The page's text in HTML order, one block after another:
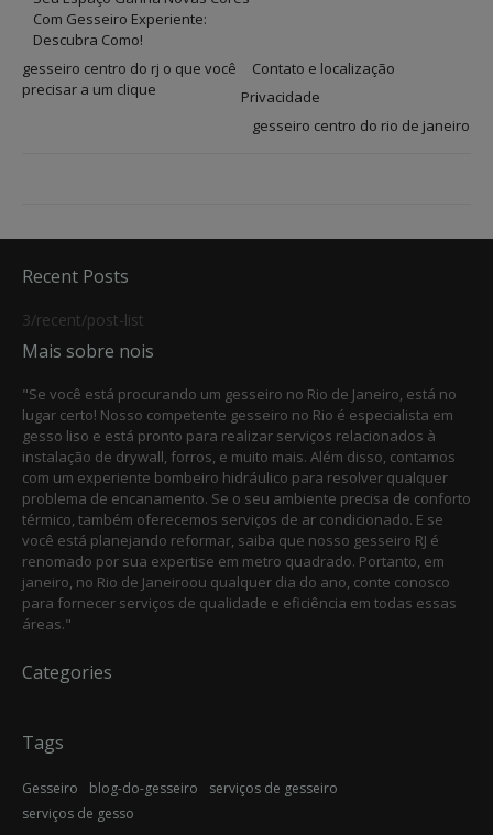
Com Gesseiro Experiente:
Descubra Como!
gesseiro centro do rj o que você
precisar a um clique
Contato e localização
Privacidade
gesseiro centro do rio de janeiro
Recent Posts
3/recent/post-list
Mais sobre nois
"Se você está procurando um gesseiro no Rio de Janeiro, está no
lugar certo! Nosso competente gesseiro no Rio é especialista em
gesso liso e está pronto para realizar serviços relacionados à
instalação de drywall, forros, e muito mais. Além disso, contamos
com um experiente bombeiro hidráulico para resolver qualquer
problema de encanamento. Se o seu ambiente precisa de conforto
térmico, também oferecemos serviços de ar condicionado. E se
você está planejando reformar, saiba que nosso gesseiro RJ é
renomado por sua expertise em metro quadrado. Portanto, em
janeiro, no Rio de Janeiroou qualquer dia do ano, conte conosco
para fornecer serviços de qualidade e eficiência em todas essas
áreas."
Categories
Tags
Gesseiro blog-do-gesseiro
serviços de gesseiro
serviços de gesso